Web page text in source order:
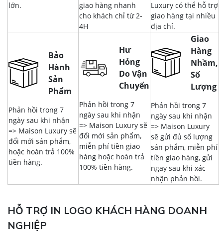
lớn.
giao hàng nhanh
cho khách chỉ từ 2-
4H
Luxury có thể hỗ trợ
giao hàng tại nhiều
địa chỉ.
Bảo
Hành
Sản
Phẩm
Phản hồi trong 7
ngày sau khi nhận
=> Maison Luxury sẽ
đổi mới sản phẩm,
hoặc hoàn trả 100%
tiền hàng.
Hư
Hỏng
Do Vận
Chuyển
Phản hồi trong 7
ngày sau khi nhận
=> Maison Luxury sẽ
đổi mới sản phẩm,
miễn phí tiền giao
hàng hoặc hoàn trả
100% tiền hàng.
Giao
Hàng
Nhầm,
Số
Lượng
Phản hồi trong 7
ngày sau khi nhận
=> Maison Luxury
sẽ gửi đủ số lượng
sản phẩm, miễn phí
tiền giao hàng, gửi
ngay sau khi xác
nhận phản hồi.
HỖ TRỢ IN LOGO KHÁCH HÀNG DOANH
NGHIỆP